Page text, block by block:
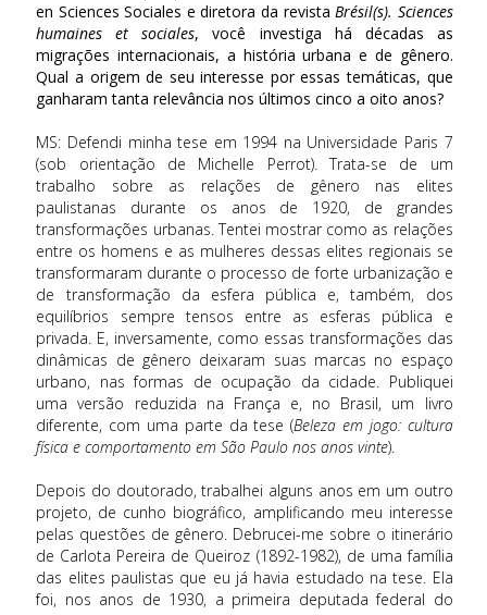
en Sciences Sociales e diretora da revistaBrésil(s). Sciences
humaines et sociales, você investiga há décadas as
migrações internacionais, a história urbana e de gênero.
Qual a origem de seu interesse por essas temáticas, que
ganharam tanta relevância nos últimos cinco a oito anos?
MS: Defendi minha tese em 1994 na Universidade Paris 7
(sob orientação de Michelle Perrot). Trata-se de um
trabalho sobre as relações de gênero nas elites
paulistanas durante os anos de 1920, de grandes
transformações urbanas. Tentei mostrar como as relações
entre os homens e as mulheres dessas elites regionais se
transformaram durante o processo de forte urbanização e
de transformação da esfera pública e, também, dos
equilíbrios sempre tensos entre as esferas pública e
privada. E, inversamente, como essas transformações das
dinâmicas de gênero deixaram suas marcas no espaço
urbano, nas formas de ocupação da cidade. Publiquei
uma versão reduzida na França e, no Brasil, um livro
diferente, com uma parte da tese (Beleza em jogo: cultura
física e comportamento em São Paulo nos anos vinte).
Depois do doutorado, trabalhei alguns anos em um outro
projeto, de cunho biográfico, amplificando meu interesse
pelas questões de gênero. Debrucei-me sobre o itinerário
de Carlota Pereira de Queiroz (1892-1982), de uma família
das elites paulistas que eu já havia estudado na tese. Ela
foi, nos anos de 1930, a primeira deputada federal do